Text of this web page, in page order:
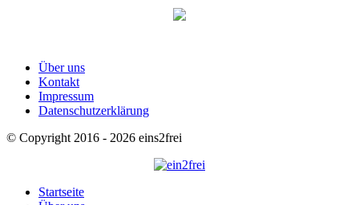
Über uns
Kontakt
Impressum
Datenschutzerklärung
© Copyright 2016 - 2026 eins2frei
Startseite